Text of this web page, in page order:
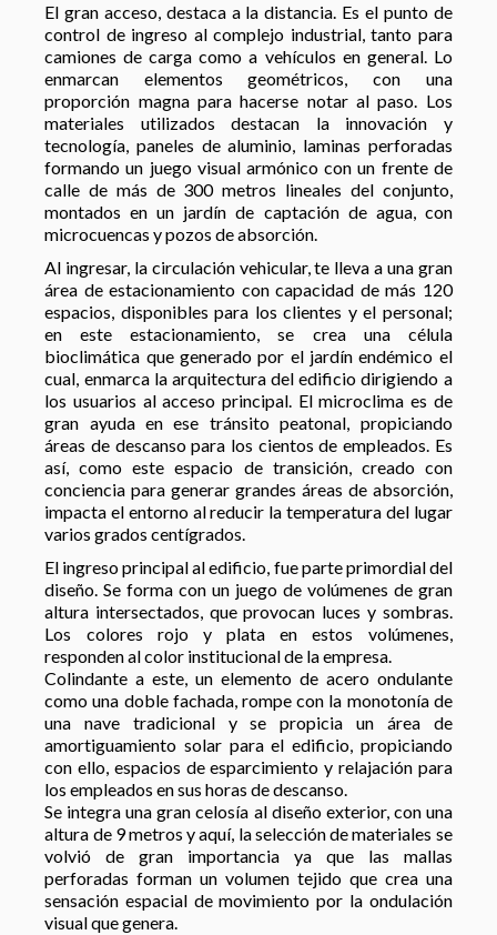
El gran acceso, destaca a la distancia. Es el punto de
control de ingreso al complejo industrial, tanto para
camiones de carga como a vehículos en general. Lo
enmarcan elementos geométricos, con una
proporción magna para hacerse notar al paso. Los
materiales utilizados destacan la innovación y
tecnología, paneles de aluminio, laminas perforadas
formando un juego visual armónico con un frente de
calle de más de 300 metros lineales del conjunto,
montados en un jardín de captación de agua, con
microcuencas y pozos de absorción.
Al ingresar, la circulación vehicular, te lleva a una gran
área de estacionamiento con capacidad de más 120
espacios, disponibles para los clientes y el personal;
en este estacionamiento, se crea una célula
bioclimática que generado por el jardín endémico el
cual, enmarca la arquitectura del edificio dirigiendo a
los usuarios al acceso principal. El microclima es de
gran ayuda en ese tránsito peatonal, propiciando
áreas de descanso para los cientos de empleados. Es
así, como este espacio de transición, creado con
conciencia para generar grandes áreas de absorción,
impacta el entorno al reducir la temperatura del lugar
varios grados centígrados.
El ingreso principal al edificio, fue parte primordial del
diseño. Se forma con un juego de volúmenes de gran
altura intersectados, que provocan luces y sombras.
Los colores rojo y plata en estos volúmenes,
responden al color institucional de la empresa.
Colindante a este, un elemento de acero ondulante
como una doble fachada, rompe con la monotonía de
una nave tradicional y se propicia un área de
amortiguamiento solar para el edificio, propiciando
con ello, espacios de esparcimiento y relajación para
los empleados en sus horas de descanso.
Se integra una gran celosía al diseño exterior, con una
altura de 9 metros y aquí, la selección de materiales se
volvió de gran importancia ya que las mallas
perforadas forman un volumen tejido que crea una
sensación espacial de movimiento por la ondulación
visual que genera.